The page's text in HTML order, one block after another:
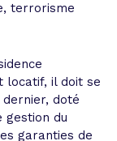
terrorisme
locatif, il doit se
doté
gestion du
garanties de